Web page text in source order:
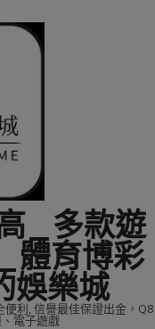
_多款遊
體育博彩
娛樂城
利, 信譽最佳保證出金，Q8
電子遊戲